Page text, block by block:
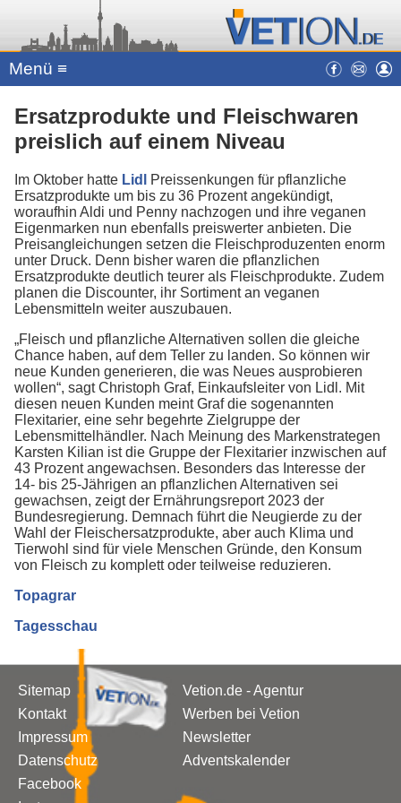
Menü ≡
Ersatzprodukte und Fleischwaren
preislich auf einem Niveau
Im Oktober hatte Lidl
Preissenkungen für pflanzliche
Ersatzprodukte um bis zu 36 Prozent angekündigt,
woraufhin Aldi und Penny nachzogen und ihre veganen
Eigenmarken nun ebenfalls preiswerter anbieten. Die
Preisangleichungen setzen die Fleischproduzenten enorm
unter Druck. Denn bisher waren die pflanzlichen
Ersatzprodukte deutlich teurer als Fleischprodukte. Zudem
planen die Discounter, ihr Sortiment an veganen
Lebensmitteln weiter auszubauen.
„Fleisch und pflanzliche Alternativen sollen die gleiche
Chance haben, auf dem Teller zu landen. So können wir
neue Kunden generieren, die was Neues ausprobieren
wollen“, sagt Christoph Graf, Einkaufsleiter von Lidl. Mit
diesen neuen Kunden meint Graf die sogenannten
Flexitarier, eine sehr begehrte Zielgruppe der
Lebensmittelhändler. Nach Meinung des Markenstrategen
Karsten Kilian ist die Gruppe der Flexitarier inzwischen auf
43 Prozent angewachsen. Besonders das Interesse der
14- bis 25-Jährigen an pflanzlichen Alternativen sei
gewachsen, zeigt der Ernährungsreport 2023 der
Bundesregierung. Demnach führt die Neugierde zu der
Wahl der Fleischersatzprodukte, aber auch Klima und
Tierwohl sind für viele Menschen Gründe, den Konsum
von Fleisch zu komplett oder teilweise reduzieren.
Topagrar
Tagesschau
Sitemap
Kontakt
Impressum
Datenschutz
Facebook
Vetion.de - Agentur
Werben bei Vetion
Newsletter
Adventskalender